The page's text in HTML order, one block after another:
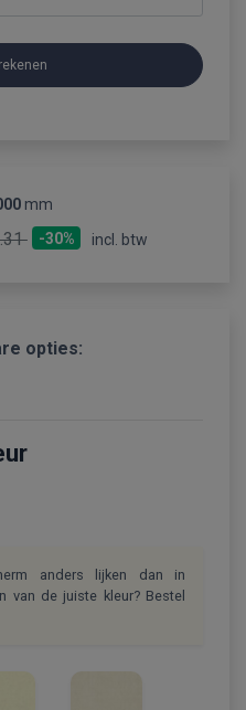
mm
-30% incl. btw
opties:
anders lijken dan in
van de juiste kleur? Bestel